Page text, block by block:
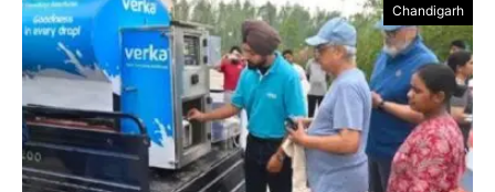
Chandigarh